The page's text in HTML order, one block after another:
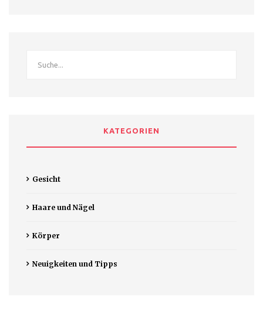
KATEGORIEN
Gesicht
Haare und Nägel
Körper
Neuigkeiten und Tipps